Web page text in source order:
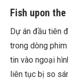
Fish upon
Dự án đầu tiên
trong dòng
tin vào ngoại
liên tục bị so